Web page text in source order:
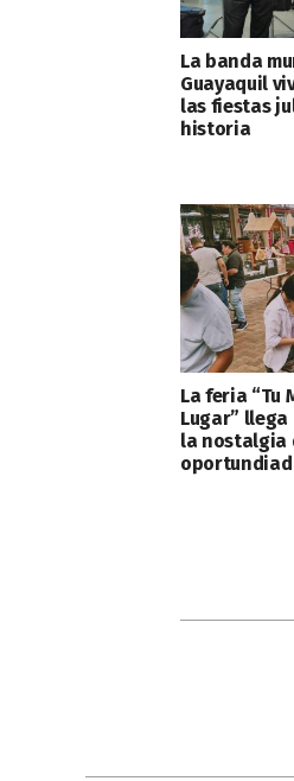
La banda
Guayaquil
las fiestas
historia
La feria “Tu
Lugar”
la nostalgia